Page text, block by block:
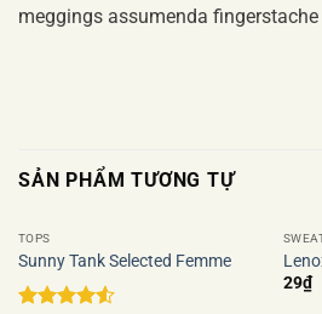
meggings assumenda
SẢN PHẨM TƯƠNG TỰ
TOPS
Sunny Tank Selected Femme
29₫